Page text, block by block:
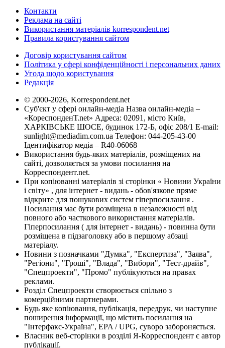
Контакти
Реклама на сайті
Використання матеріалів korrespondent.net
Правила користування сайтом
Договір користування сайтом
Політика у сфері конфіденційності і персональних даних
Угода щодо користування
Редакція
© 2000-2026, Korrespondent.net
Суб'єкт у сфері онлайн-медіа Назва онлайн-медіа –
«КореспонденТ.net» Адреса: 02091, місто Київ,
ХАРКІВСЬКЕ ШОСЕ, будинок 172-Б, офіс 208/1 E-mail:
sunlight@mediadim.com.ua Телефон: 044-205-43-00
Ідентифікатор медіа – R40-06068
Використання будь-яких матеріалів, розміщених на
сайті, дозволяється за умови посилання на
Корреспондент.net.
При копіюванні матеріалів зі сторінки « Новини України
і світу» , для інтернет - видань - обов'язкове пряме
відкрите для пошукових систем гіперпосилання .
Посилання має бути розміщена в незалежності від
повного або часткового використання матеріалів.
Гіперпосилання ( для інтернет - видань) - повинна бути
розміщена в підзаголовку або в першому абзаці
матеріалу.
Новини з позначками "Думка", "Експертиза", "Заява",
"Регіони", "Гроші", "Влада", "Вибори", "Тест-драйв",
"Спецпроекти", "Промо" публікуються на правах
реклами.
Розділ Спецпроекти створюється спільно з
комерційними партнерами.
Будь яке копіювання, публікація, передрук, чи наступне
поширення інформації, що містить посилання на
"Інтерфакс-Україна", EPA / UPG, суворо забороняється.
Власник веб-сторінки в розділі Я-Корреспондент є автор
публікації.